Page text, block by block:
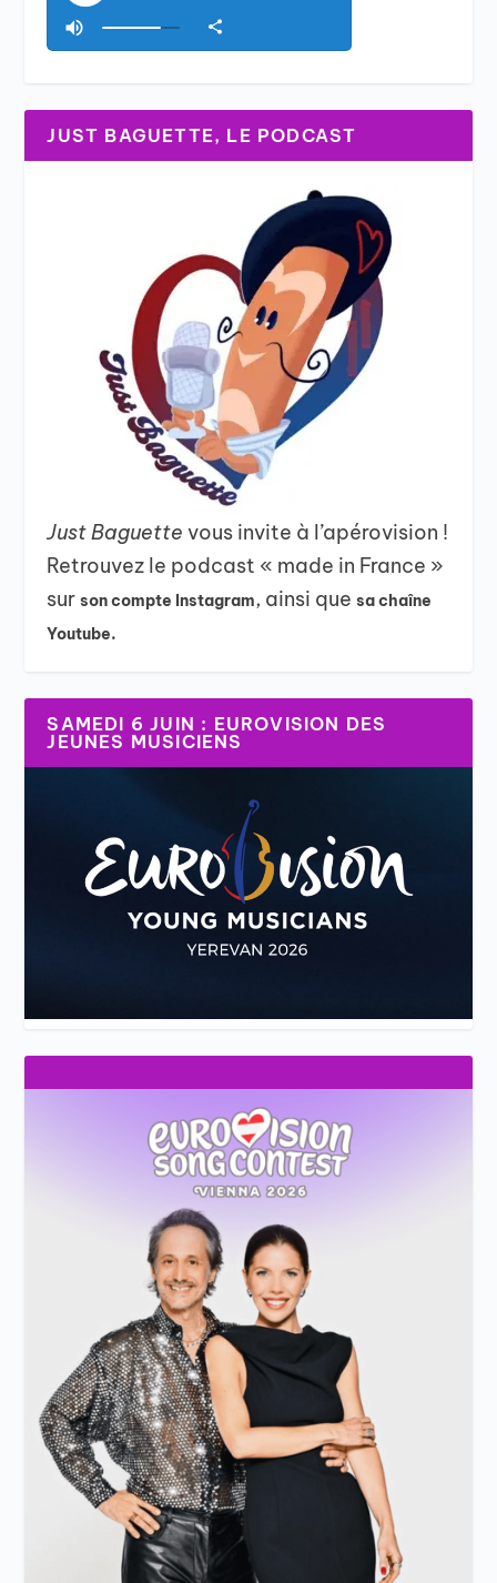
JUST BAGUETTE, LE PODCAST
Just Baguettevous invite à l’apérovision !
Retrouvez le podcast « made in France »
surson compte Instagram, ainsi quesa chaîne
Youtube.
SAMEDI 6 JUIN : EUROVISION DES
JEUNES MUSICIENS